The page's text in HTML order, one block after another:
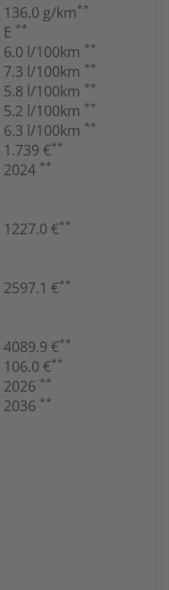
136.0 g/km**
E **
6.0 l/100km **
7.3 l/100km **
5.8 l/100km **
5.2 l/100km **
6.3 l/100km **
1.739 €**
2024 **
1227.0 €**
2597.1 €**
4089.9 €**
106.0 €**
2026 **
2036 **